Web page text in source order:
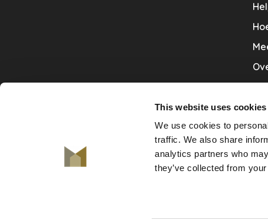
This website uses cookies
We use cookies to
traffic. We also share
analytics partners who
they’ve collected from